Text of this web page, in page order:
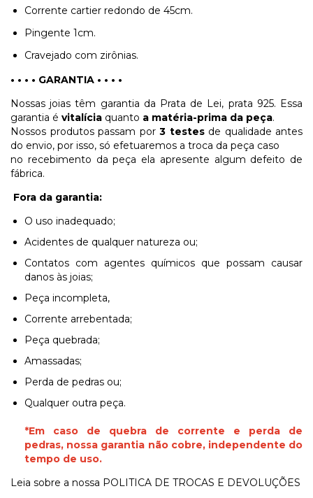
Corrente cartier redondo de 45cm.
Pingente 1cm.
Cravejado com zirônias.
• • • • GARANTIA • • • •
Nossas joias têm garantia da Prata de Lei, prata 925. Essa
garantia é vitalícia quanto a matéria-prima da peça.
Nossos produtos passam por 3 testesde qualidade antes
do envio, por isso, só efetuaremos a troca da peça caso
no recebimento da peça ela apresente algum defeito de
fábrica.
Fora da garantia:
O uso inadequado;
Acidentes de qualquer natureza ou;
Contatos com agentes químicos que possam causar
danos às joias;
Peça incompleta,
Corrente arrebentada;
Peça quebrada;
Amassadas;
Perda de pedras ou;
Qualquer outra peça.
*Em caso de quebra de corrente e perda de
pedras, nossa garantia não cobre, independente do
tempo de uso.
Leia sobre a nossa POLITICA DE TROCAS E DEVOLUÇÕES